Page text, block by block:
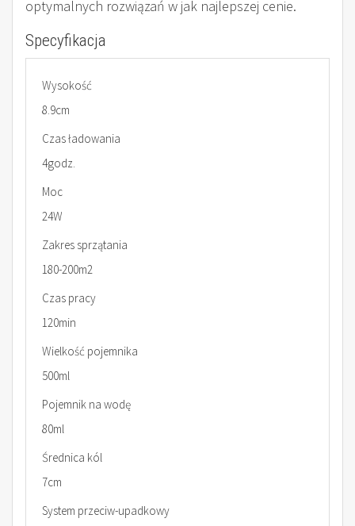
optymalnych rozwiązań w jak najlepszej cenie.
Specyfikacja
Wysokość
8.9cm
Czas ładowania
4godz.
Moc
24W
Zakres sprzątania
180-200m2
Czas pracy
120min
Wielkość pojemnika
500ml
Pojemnik na wodę
80ml
Średnica kól
7cm
System przeciw-upadkowy